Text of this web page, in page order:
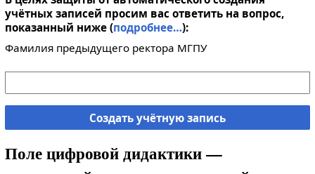
учётных записей просим вас ответить на вопрос,
показанный ниже (подробнее…):
Фамилия предыдущего ректора МГПУ
Создать учётную запись
Поле цифровой дидактики —